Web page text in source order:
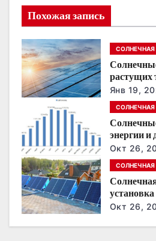
я
п
о
з
п
и
с
я
м
Похожая запись
СОЛНЕЧНАЯ
растущих
сохранить
Янв 19,
СОЛНЕЧНАЯ
энергии и
Окт 26,
СОЛНЕЧНАЯ
установка
Окт 26,